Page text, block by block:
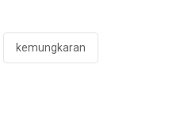
kemungkaran